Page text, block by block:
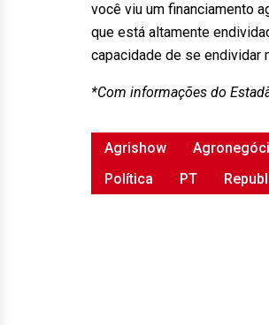
você viu um financiamento
que está altamente
capacidade de se endividar
*Com informações do
Agrishow
Política
PT